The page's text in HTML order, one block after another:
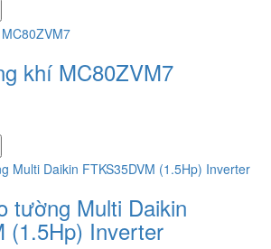
khí MC80ZVM7
tường Multi Daikin
(1.5Hp) Inverter